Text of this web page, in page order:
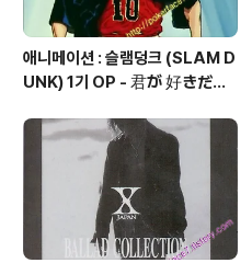
애니메이션 : 슬램덩크 (SLAM D
UNK) 1기 OP - 君が 好きだと
고 싶어)